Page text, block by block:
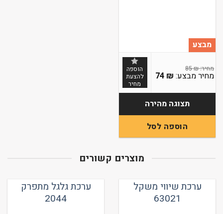
מבצע
85₪
המחיר
המקורי
85 ₪.
74 ₪
הוא:
הוספה
להצעת
מחיר
תצוגה מהירה
הוספה לסל
מוצרים קשורים
ערכת שיווי משקל
63021
ערכת גלגל מתפרק
2044